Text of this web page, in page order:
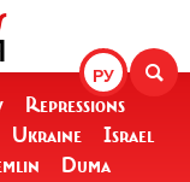
РУ
Repressions
Ukraine
Israel
Duma